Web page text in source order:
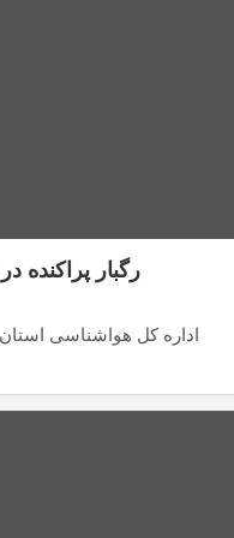
رگبار پراکنده